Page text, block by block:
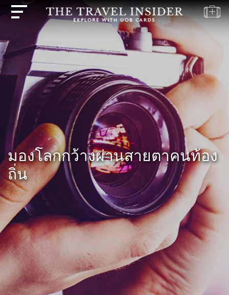
มองโลกกว้างผ่านสายตาคนท้อง
ถิ่น
บ้าน
ไฮไลท์
แบบ
ทดสอบ
การ
เดิน
ทาง
ปลาย
ทาง
แรง
บันดาล
ใจ
ใน
การ
เดิน
ทาง
ข้อ
เสนอ
จอง